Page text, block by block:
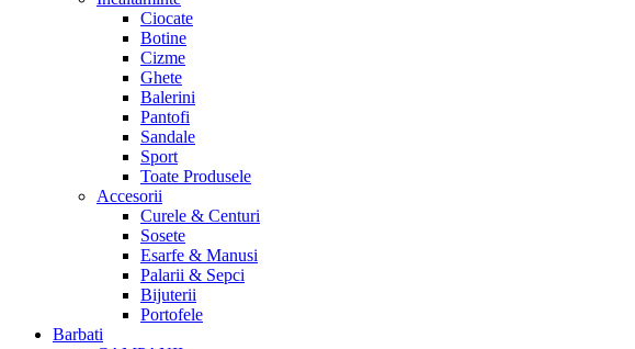
Ciocate
Botine
Cizme
Ghete
Balerini
Pantofi
Sandale
Sport
Toate Produsele
Accesorii
Curele & Centuri
Sosete
Esarfe & Manusi
Palarii & Sepci
Bijuterii
Portofele
Barbati